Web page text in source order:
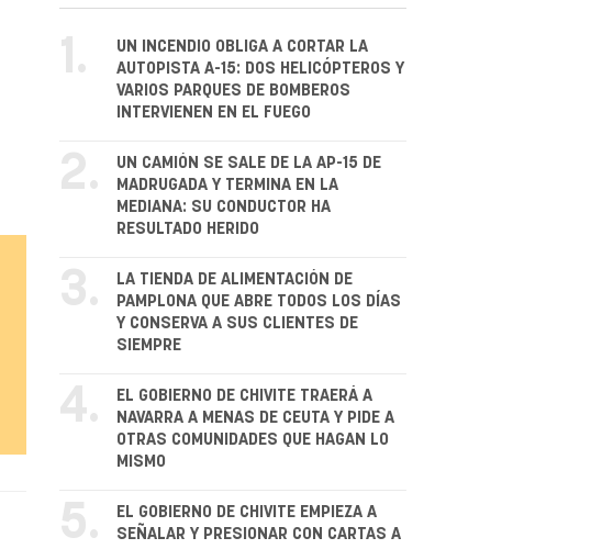
1.
UN INCENDIO OBLIGA A CORTAR LA
AUTOPISTA A-15: DOS HELICÓPTEROS Y
VARIOS PARQUES DE BOMBEROS
INTERVIENEN EN EL FUEGO
2.
UN CAMIÓN SE SALE DE LA AP-15 DE
MADRUGADA Y TERMINA EN LA
MEDIANA: SU CONDUCTOR HA
RESULTADO HERIDO
3.
LA TIENDA DE ALIMENTACIÓN DE
PAMPLONA QUE ABRE TODOS LOS DÍAS
Y CONSERVA A SUS CLIENTES DE
SIEMPRE
4.
EL GOBIERNO DE CHIVITE TRAERÁ A
NAVARRA A MENAS DE CEUTA Y PIDE A
OTRAS COMUNIDADES QUE HAGAN LO
MISMO
5.
EL GOBIERNO DE CHIVITE EMPIEZA A
SEÑALAR Y PRESIONAR CON CARTAS A